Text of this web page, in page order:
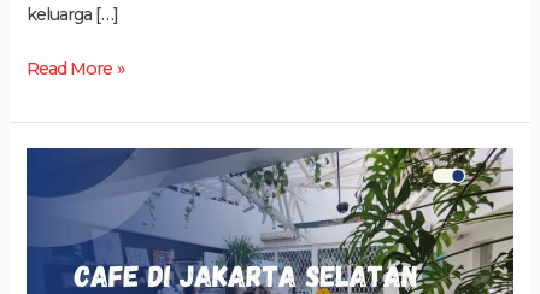
keluarga […]
Read More »
Jakarta
Selatan